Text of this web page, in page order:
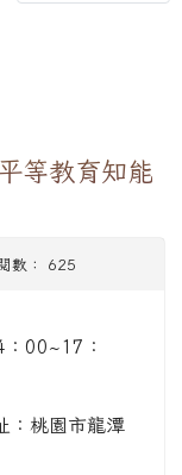
等教育知能
數： 625
00~17：
：桃園市龍潭